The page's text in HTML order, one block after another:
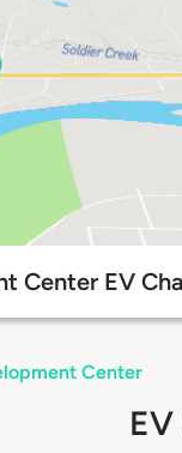
Center EV
Center